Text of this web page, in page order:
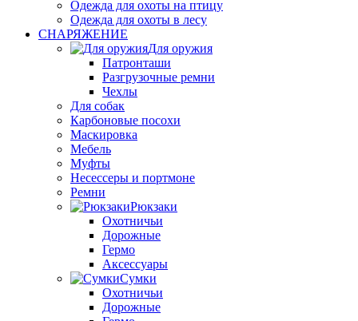
Одежда для охоты на птицу
Одежда для охоты в лесу
СНАРЯЖЕНИЕ
Для оружия
Патронташи
Разгрузочные ремни
Чехлы
Для собак
Карбоновые посохи
Маскировка
Мебель
Муфты
Несессеры и портмоне
Ремни
Рюкзаки
Охотничьи
Дорожные
Гермо
Аксессуары
Сумки
Охотничьи
Дорожные